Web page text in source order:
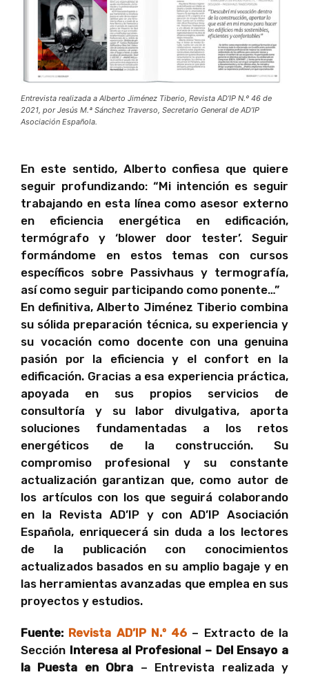
Entrevista realizada a Alberto Jiménez Tiberio, Revista AD’IP N.º 46 de
2021, por Jesús M.ª Sánchez Traverso, Secretario General de AD’IP
Asociación Española.
En este sentido, Alberto confiesa que quiere
seguir profundizando: “Mi intención es seguir
trabajando en esta línea como asesor externo
en eficiencia energética en edificación,
termógrafo y ‘blower door tester’. Seguir
formándome en estos temas con cursos
específicos sobre Passivhaus y termografía,
así como seguir participando como ponente…”
En definitiva, Alberto Jiménez Tiberio combina
su sólida preparación técnica, su experiencia y
su vocación como docente con una genuina
pasión por la eficiencia y el confort en la
edificación. Gracias a esa experiencia práctica,
apoyada en sus propios servicios de
consultoría y su labor divulgativa, aporta
soluciones fundamentadas a los retos
energéticos de la construcción. Su
compromiso profesional y su constante
actualización garantizan que, como autor de
los artículos con los que seguirá colaborando
en la Revista AD’IP y con AD’IP Asociación
Española, enriquecerá sin duda a los lectores
de la publicación con conocimientos
actualizados basados en su amplio bagaje y en
las herramientas avanzadas que emplea en sus
proyectos y estudios.
Fuente: Revista AD’IP N.º 46 – Extracto de la
Sección Interesa al Profesional – Del Ensayo a
la Puesta en Obra – Entrevista realizada y